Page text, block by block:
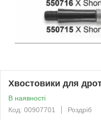
Хвостовики для
В наявності
Код: 00907701
Роздріб